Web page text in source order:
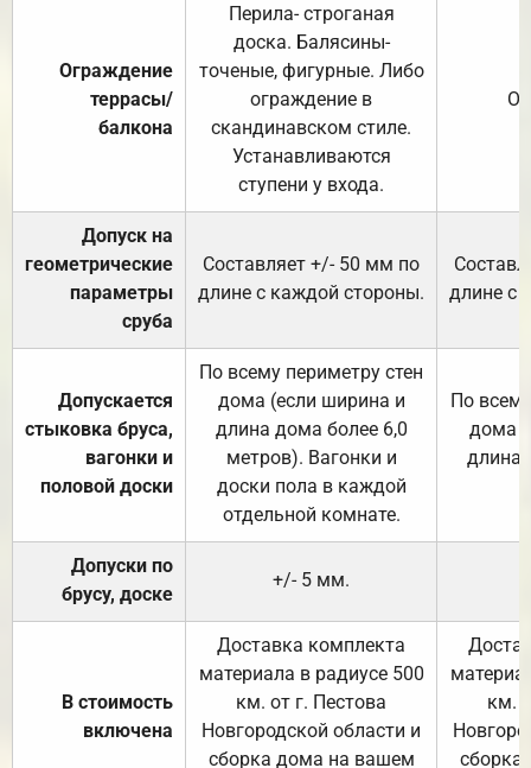
Ограждение
террасы/
балкона
Перила- строганая
доска. Балясины-
точеные, фигурные. Либо
ограждение в
скандинавском стиле.
Устанавливаются
ступени у входа.
Допуск на
геометрические
параметры
сруба
Составляет +/- 50 мм по
длине с каждой стороны.
длине с
Допускается
стыковка бруса,
вагонки и
половой доски
По всему периметру стен
дома (если ширина и
длина дома более 6,0
метров). Вагонки и
доски пола в каждой
отдельной комнате.
По
дома
длина
Допуски по
брусу, доске
+/- 5 мм.
В стоимость
включена
Доставка комплекта
материала в радиусе 500
км. от г. Пестова
Новгородской области и
сборка дома на вашем
км.